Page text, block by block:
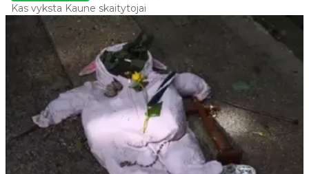
Kas vyksta Kaune skaitytojai